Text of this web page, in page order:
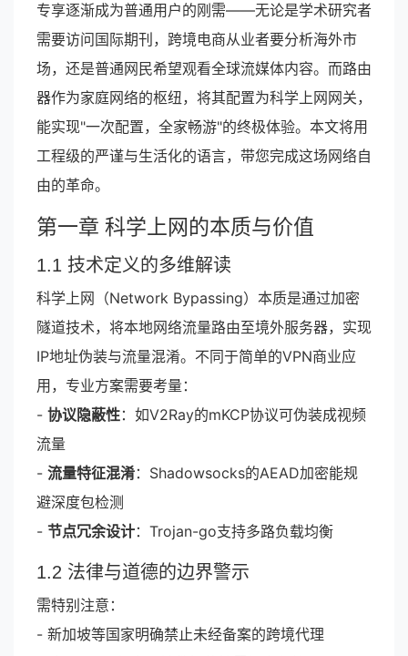
专享逐渐成为普通用户的刚需——无论是学术研究者
需要访问国际期刊，跨境电商从业者要分析海外市
场，还是普通网民希望观看全球流媒体内容。而路由
器作为家庭网络的枢纽，将其配置为科学上网网关，
能实现"一次配置，全家畅游"的终极体验。本文将用
工程级的严谨与生活化的语言，带您完成这场网络自
由的革命。
第一章 科学上网的本质与价值
1.1 技术定义的多维解读
科学上网（Network Bypassing）本质是通过加密
隧道技术，将本地网络流量路由至境外服务器，实现
IP地址伪装与流量混淆。不同于简单的VPN商业应
用，专业方案需要考量：
- 协议隐蔽性：如V2Ray的mKCP协议可伪装成视频
流量
- 流量特征混淆：Shadowsocks的AEAD加密能规
避深度包检测
- 节点冗余设计：Trojan-go支持多路负载均衡
1.2 法律与道德的边界警示
需特别注意：
- 新加坡等国家明确禁止未经备案的跨境代理